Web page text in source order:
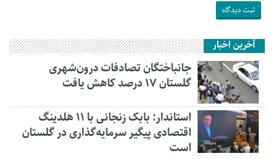
آخرین اخبار
جانباختگان تصادفات درون‌شهری
گلستان ۱۷ درصد کاهش یافت
استاندار: بابک زنجانی با ۱۱ هلدینگ
اقتصادی پیگیر سرمایه‌گذاری در گلستان
است